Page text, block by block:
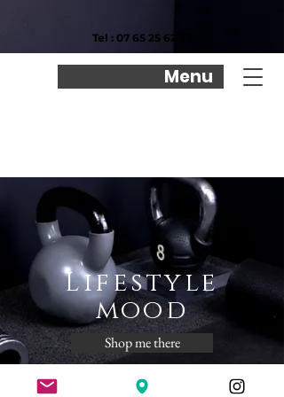
Menu
Tel : 07 65 25 62 27
Lifestyle
mood
Shop me there
le site shop est indépendant du site atelierpolefitness.com